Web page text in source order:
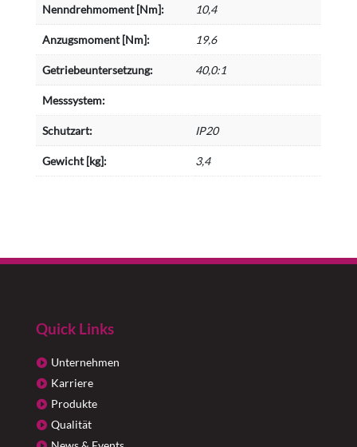
Nenndrehmoment [Nm]: 10,4
Anzugsmoment [Nm]: 19,6
Getriebeuntersetzung: 40,0:1
Messsystem:
Schutzart: IP20
Gewicht [kg]: 3,4
Quick Links
Unternehmen
Karriere
Produkte
Qualität